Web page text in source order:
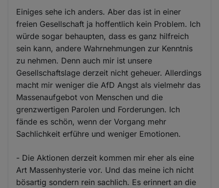
Einiges sehe ich anders. Aber das ist in einer
freien Gesellschaft ja hoffentlich kein Problem. Ich
würde sogar behaupten, dass es ganz hilfreich
sein kann, andere Wahrnehmungen zur Kenntnis
zu nehmen. Denn auch mir ist unsere
Gesellschaftslage derzeit nicht geheuer. Allerdings
macht mir weniger die AfD Angst als vielmehr das
Massenaufgebot von Menschen und die
grenzwertigen Parolen und Forderungen. Ich
fände es schön, wenn der Vorgang mehr
Sachlichkeit erführe und weniger Emotionen.
- Die Aktionen derzeit kommen mir eher als eine
Art Massenhysterie vor. Und das meine ich nicht
bösartig sondern rein sachlich. Es erinnert an die